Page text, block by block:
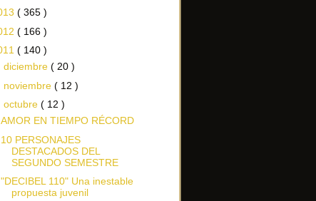
( 365 )
( 166 )
( 140 )
diciembre ( 20 )
noviembre ( 12 )
octubre ( 12 )
AMOR EN TIEMPO RÉCORD
10 PERSONAJES
DESTACADOS DEL
SEGUNDO SEMESTRE
"DECIBEL 110" Una inestable
propuesta juvenil